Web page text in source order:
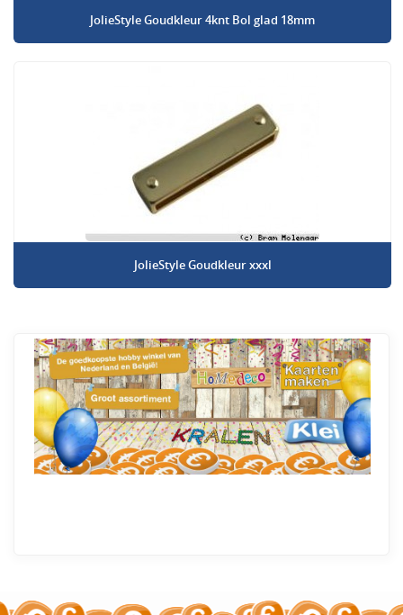
JolieStyle Goudkleur 4knt Bol glad 18mm
JolieStyle Goudkleur xxxl